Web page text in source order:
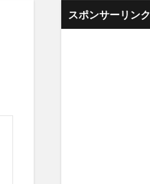
スポンサーリンク